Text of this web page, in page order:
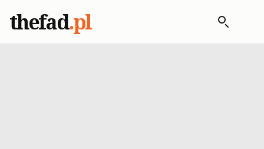
thefad.pl